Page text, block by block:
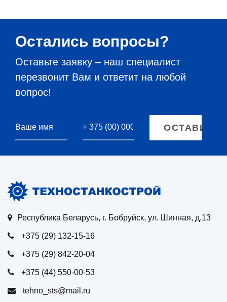
Остались вопросы?
Оставьте заявку – наш специалист
перезвонит Вам и ответит на любой
вопрос!
Республика Беларусь, г. Бобруйск, ул. Шинная, д.13
+375 (29) 132-15-16
+375 (29) 842-20-04
+375 (44) 550-00-53
tehno_sts@mail.ru